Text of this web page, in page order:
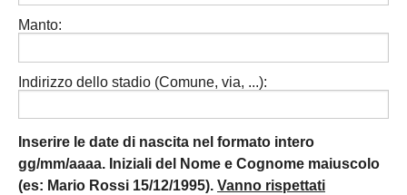
Manto:
Indirizzo dello stadio (Comune, via, ...):
Inserire le date di nascita nel formato intero
gg/mm/aaaa. Iniziali del Nome e Cognome maiuscolo
(es: Mario Rossi 15/12/1995). Vanno rispettati